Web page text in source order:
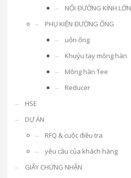
NỐI ĐƯỜNG KÍNH LỚN
PHỤ KIỆN ĐƯỜNG ỐNG
uốn ống
Khuỷu tay mông hàn
Mông hàn Tee
Reducer
HSE
DỰ ÁN
RFQ & cuộc điều tra
yêu cầu của khách hàng
GIẤY CHỨNG NHẬN